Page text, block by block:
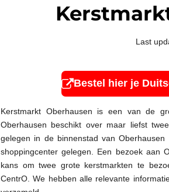
Last
Bestel hier je
Kerstmarkt Oberhausen is een van de
Oberhausen beschikt over maar liefst
gelegen in de binnenstad van
shoppingcenter gelegen. Een bezoek aan
kans om twee grote kerstmarkten te
CentrO. We hebben alle relevante